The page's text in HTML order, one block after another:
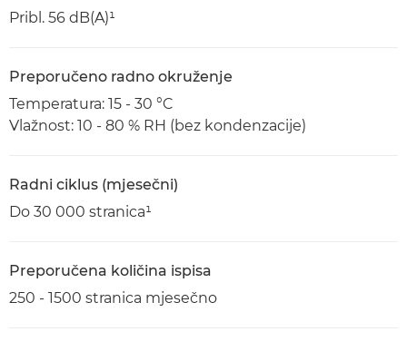
Pribl. 56 dB(A)¹
Preporučeno radno okruženje
Temperatura: 15 - 30 °C
Vlažnost: 10 - 80 % RH (bez kondenzacije)
Radni ciklus (mjesečni)
Do 30 000 stranica¹
Preporučena količina ispisa
250 - 1500 stranica mjesečno